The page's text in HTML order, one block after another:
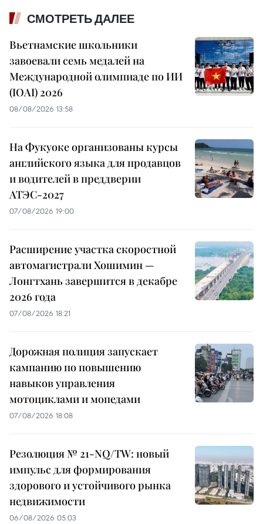
СМОТРЕТЬ ДАЛЕЕ
Вьетнамские школьники
завоевали семь медалей на
Международной олимпиаде по ИИ
(IOAI) 2026
08/08/2026 13:58
На Фукуоке организованы курсы
английского языка для продавцов
и водителей в преддверии
АТЭС-2027
07/08/2026 19:00
Расширение участка скоростной
автомагистрали Хошимин —
Лонгтхань завершится в декабре
2026 года
07/08/2026 18:21
Дорожная полиция запускает
кампанию по повышению
навыков управления
мотоциклами и мопедами
07/08/2026 18:08
Резолюция № 21-NQ/TW: новый
импульс для формирования
здорового и устойчивого рынка
недвижимости
06/08/2026 05:03